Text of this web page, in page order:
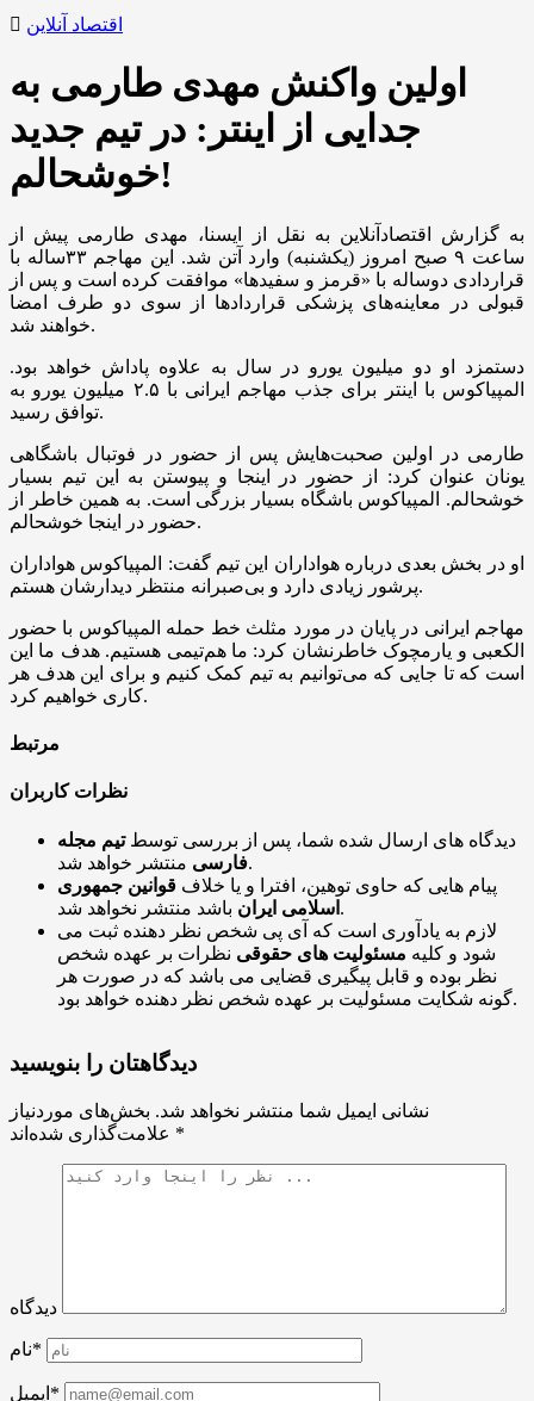
اقتصاد آنلاین
اولین واکنش مهدی طارمی به
جدایی از اینتر: در تیم جدید
خوشحالم!
به گزارش اقتصادآنلاین به نقل از ایسنا، مهدی طارمی پیش از
ساعت ۹ صبح امروز (یکشنبه) وارد آتن شد. این مهاجم ۳۳ساله با
قراردادی دوساله با «قرمز و سفیدها» موافقت کرده است و پس از
قبولی در معاینه‌های پزشکی قراردادها از سوی دو طرف امضا
خواهند شد.
دستمزد او دو میلیون یورو در سال به علاوه پاداش خواهد بود.
المپیاکوس با اینتر برای جذب مهاجم ایرانی با ۲.۵ میلیون یورو به
توافق رسید.
طارمی در اولین صحبت‌هایش پس از حضور در فوتبال باشگاهی
یونان عنوان کرد: از حضور در اینجا و پیوستن به این تیم بسیار
خوشحالم. المپیاکوس باشگاه بسیار بزرگی است. به همین خاطر از
حضور در اینجا خوشحالم.
او در بخش بعدی درباره هواداران این تیم گفت: المپیاکوس هواداران
پرشور زیادی دارد و بی‌صبرانه منتظر دیدارشان هستم.
مهاجم ایرانی در پایان در مورد مثلث خط حمله المپیاکوس با حضور
الکعبی و یارمچوک خاطرنشان کرد: ما هم‌تیمی هستیم. هدف ما این
است که تا جایی که می‌توانیم به تیم کمک کنیم و برای این هدف هر
کاری خواهیم کرد.
مرتبط
نظرات کاربران
دیدگاه های ارسال شده شما، پس از بررسی توسطتیم مجله
فارسیمنتشر خواهد شد.
پیام هایی که حاوی توهین، افترا و یا خلاف قوانین جمهوری
اسلامی ایران باشد منتشر نخواهد شد.
لازم به یادآوری است که آی پی شخص نظر دهنده ثبت می
شود و کلیه مسئولیت های حقوقی نظرات بر عهده شخص
نظر بوده و قابل پیگیری قضایی می باشد که در صورت هر
گونه شکایت مسئولیت بر عهده شخص نظر دهنده خواهد بود.
دیدگاهتان را بنویسید
نشانی ایمیل شما منتشر نخواهد شد. بخش‌های موردنیاز
*
دیدگاه
نام*
ایمیل*